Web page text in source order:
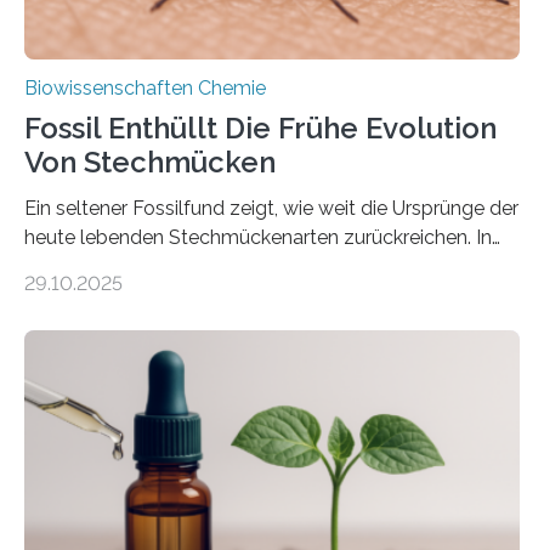
Biowissenschaften Chemie
Fossil Enthüllt Die Frühe Evolution
Von Stechmücken
Ein seltener Fossilfund zeigt, wie weit die Ursprünge der
heute lebenden Stechmückenarten zurückreichen. In
Forschende die bisher älteste bekannte Stechmücken-
Region Kachin in Myanmar und hat sich in
ausgezeichnetem Zustand erhalten. Es konnte als neue
Art einer neuen Gattung beschrieben werden und trägt
nun den Namen Cretosabethes primaevus. Dieser erste
fossile Nachweis einer Stechmückenlarve in Bernstein
stellt gleichzeitig den ersten Fossilfund einer
Mückenlarve aus dem Mesozoikum dar, denn…
29.10.2025